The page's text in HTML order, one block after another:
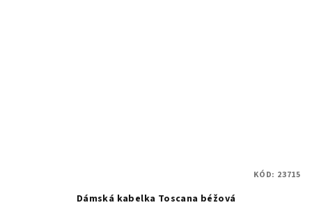
Dámská kabelka Toscana béžová
KÓD: 23715